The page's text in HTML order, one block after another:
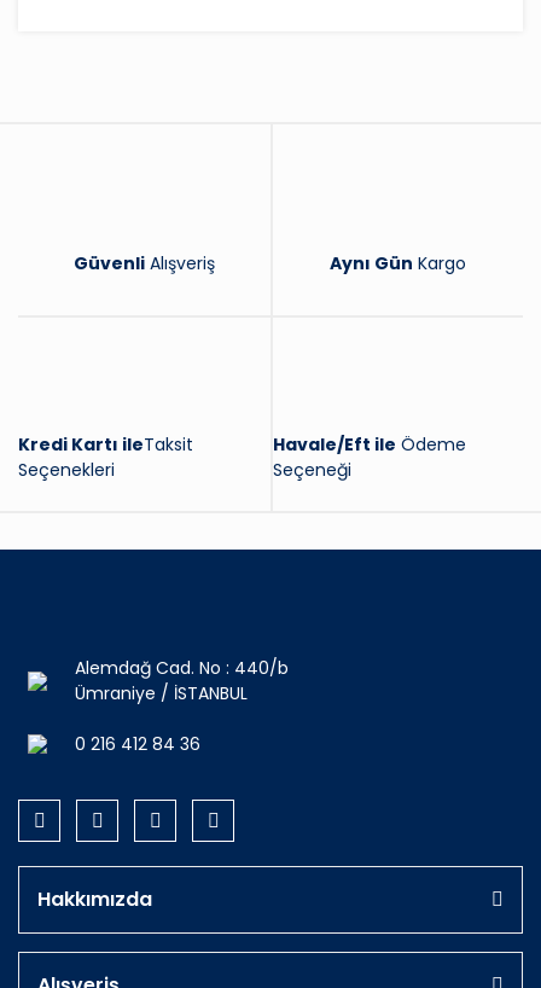
Güvenli Alışveriş Aynı Gün Kargo
Kredi Kartı ileTaksit
Seçenekleri
Havale/Eft ile Ödeme
Seçeneği
Alemdağ Cad. No : 440/b
Ümraniye / İSTANBUL
0 216 412 84 36
Hakkımızda